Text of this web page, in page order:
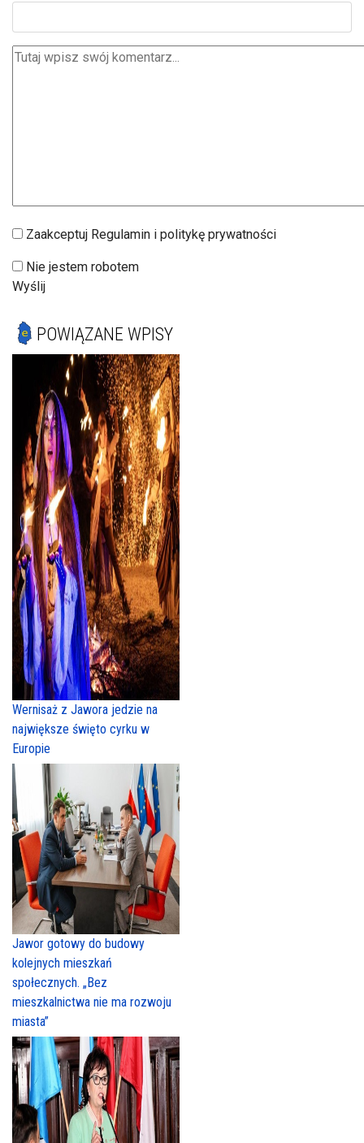
Zaakceptuj Regulamin i politykę prywatności
Nie jestem robotem
Wyślij
POWIĄZANE WPISY
Wernisaż z Jawora jedzie na
największe święto cyrku w
Europie
Jawor gotowy do budowy
kolejnych mieszkań
społecznych. „Bez
mieszkalnictwa nie ma rozwoju
miasta”